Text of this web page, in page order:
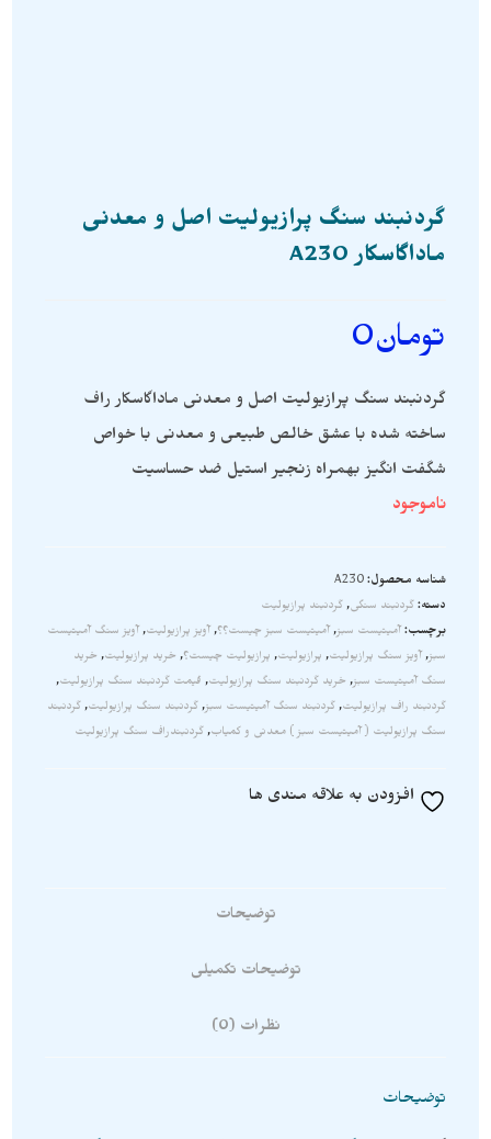
گردنبند سنگ پرازیولیت اصل و معدنی
ماداگاسکار A230
تومان0
گردنبند سنگ پرازیولیت اصل و معدنی ماداگاسکار راف
ساخته شده با عشق خالص طبیعی و معدنی با خواص
شگفت انگیز بهمراه زنجیر استیل ضد حساسیت
ناموجود
شناسه محصول:A230
دسته: گردنبند سنگی, گردنبند پرازیولیت
برچسب: آمیتیست سبز, آمیتیست سبز چیست؟؟, آویز پرازیولیت, آویز سنگ آمیتیست
سبز, آویز سنگ پرازیولیت, پرازیولیت, پرازیولیت چیست؟, خرید پرازیولیت, خرید
سنگ آمیتیست سبز, خرید گردنبند سنگ پرازیولیت, قیمت گردنبند سنگ پرازیولیت,
گردنبند راف پرازیولیت, گردنبند سنگ آمیتیست سبز, گردنبند سنگ پرازیولیت, گردنبند
سنگ پرازیولیت ( آمیتیست سبز ) معدنی و کمیاب, گردنبندراف سنگ پرازیولیت
افزودن به علاقه مندی ها
توضیحات
توضیحات تکمیلی
نظرات (0)
توضیحات